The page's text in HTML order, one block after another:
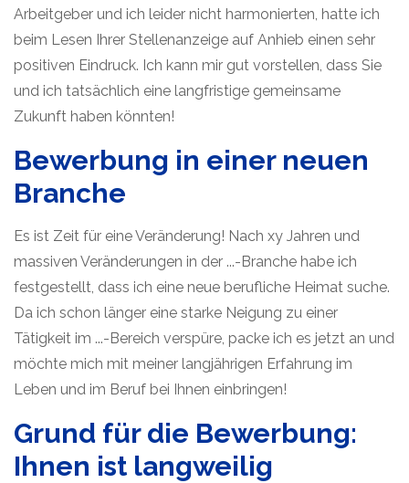
Arbeitgeber und ich leider nicht harmonierten, hatte ich
beim Lesen Ihrer Stellenanzeige auf Anhieb einen sehr
positiven Eindruck. Ich kann mir gut vorstellen, dass Sie
und ich tatsächlich eine langfristige gemeinsame
Zukunft haben könnten!
Bewerbung in einer neuen
Branche
Es ist Zeit für eine Veränderung! Nach xy Jahren und
massiven Veränderungen in der ...-Branche habe ich
festgestellt, dass ich eine neue berufliche Heimat suche.
Da ich schon länger eine starke Neigung zu einer
Tätigkeit im ...-Bereich verspüre, packe ich es jetzt an und
möchte mich mit meiner langjährigen Erfahrung im
Leben und im Beruf bei Ihnen einbringen!
Grund für die Bewerbung:
Ihnen ist langweilig